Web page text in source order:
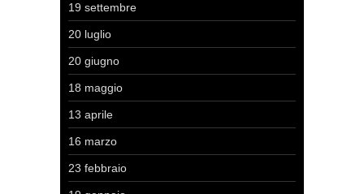
19 settembre
20 luglio
20 giugno
18 maggio
13 aprile
16 marzo
23 febbraio